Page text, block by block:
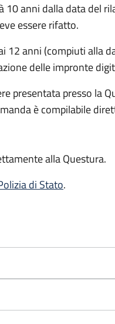
10 anni dalla data del
essere rifatto.
12 anni (compiuti alla
delle impronte
presentata presso la
è compilabile
alla Questura.
di Stato.